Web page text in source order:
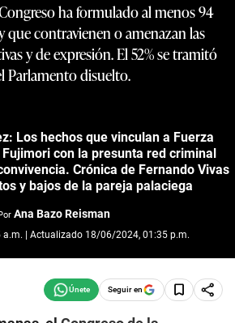
ha formulado al menos 94
que contravienen o amenazan las
y de expresión. El 52% se tramitó
Parlamento disuelto.
Los hechos que vinculan a Fuerza
con la presunta red criminal
Crónica de Fernando Vivas
y bajos de la pareja palaciega
Ana Bazo Reisman
| Actualizado 18/06/2024, 01:35 p.m.
Seguir en